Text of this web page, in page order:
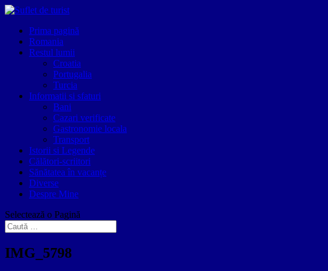
Prima pagină
Romania
Restul lumii
Croatia
Portugalia
Turcia
Informatii si sfaturi
Bani
Cazari verificate
Gastronomie locala
Transport
Istorii si Legende
Călători-scriitori
Sănătatea în vacanțe
Diverse
Despre Mine
Selectează o Pagină
IMG_5798